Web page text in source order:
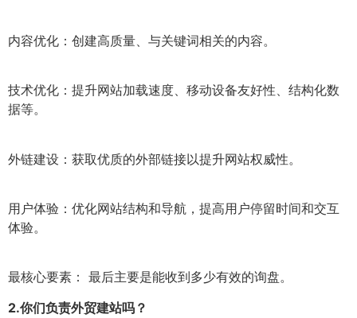
内容优化：创建高质量、与关键词相关的内容。
技术优化：提升网站加载速度、移动设备友好性、结构化数
据等。
外链建设：获取优质的外部链接以提升网站权威性。
用户体验：优化网站结构和导航，提高用户停留时间和交互
体验。
最核心要素： 最后主要是能收到多少有效的询盘。
2.你们负责外贸建站吗？